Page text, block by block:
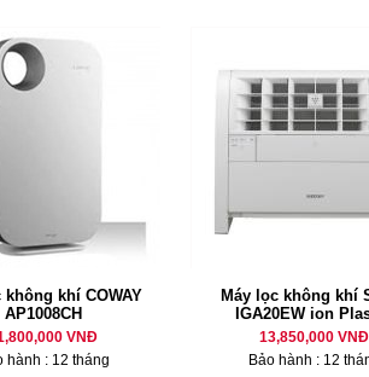
không khí COWAY
AP1008CH
VNĐ
hành : 12 tháng
Máy lọc không khí
IGA20EW ion
13,850,000 VNĐ
Bảo hành : 12